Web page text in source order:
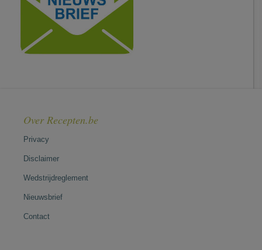
Over Recepten.be
Privacy
Disclaimer
Wedstrijdreglement
Nieuwsbrief
Contact